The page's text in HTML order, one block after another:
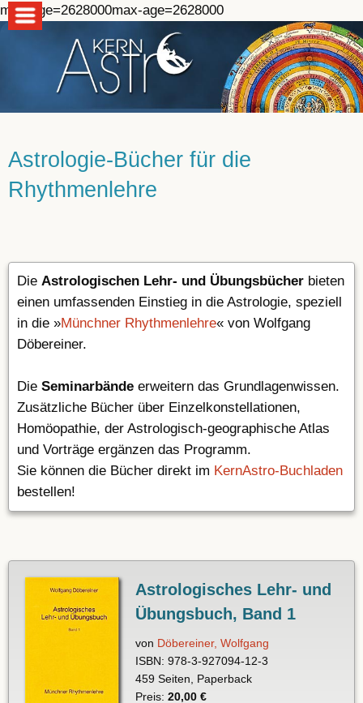
max-age=2628000max-age=2628000
Astrologie-Bücher für die
Rhythmenlehre
Die Astrologischen Lehr- und Übungsbücher bieten
einen umfassenden Einstieg in die Astrologie, speziell
in die »Münchner Rhythmenlehre« von Wolfgang
Döbereiner.
Die Seminarbände erweitern das Grundlagenwissen.
Zusätzliche Bücher über Einzelkonstellationen,
Homöopathie, der Astrologisch-geographische Atlas
und Vorträge ergänzen das Programm.
Sie können die Bücher direkt im KernAstro-Buchladen
bestellen!
Astrologisches Lehr- und
Übungsbuch, Band 1
von Döbereiner, Wolfgang
ISBN: 978-3-927094-12-3
459 Seiten, Paperback
Preis: 20,00 €